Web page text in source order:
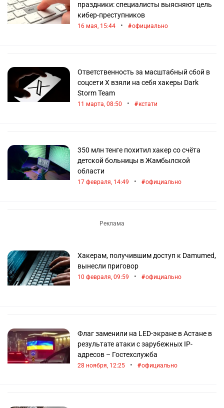
праздники: специалисты выясняют цель
кибер-преступников
16 мая, 15:44 • официально
Ответственность за масштабный сбой в
соцсети X взяли на себя хакеры Dark
Storm Team
11 марта, 08:50 • кстати
350 млн тенге похитил хакер со счёта
детской больницы в Жамбылской
области
17 февраля, 14:49 • официально
Хакерам, получившим доступ к Damumed,
вынесли приговор
10 февраля, 09:59 • официально
Флаг заменили на LED-экране в Астане в
результате атаки с зарубежных IP-
адресов – Гостехслужба
28 ноября, 12:25 • официально